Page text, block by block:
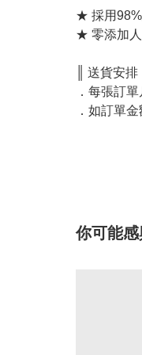
★ 採用98%
★ 零添加人
║ 送貨安排
．每張訂
．如訂單
你可能